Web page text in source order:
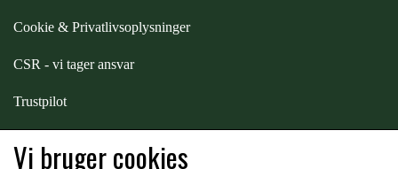
PREMIER EQUINE
RACING TACK
Cookie & Privatlivsoplysninger
CSR - vi tager ansvar
Trustpilot
Vi bruger cookies